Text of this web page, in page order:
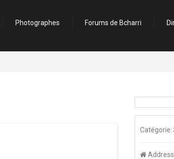
Photographes Forums de Bcharri
Catégorie: